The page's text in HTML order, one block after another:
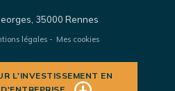
35000 Rennes
légales Mes cookies
L'INVESTISSEMENT EN